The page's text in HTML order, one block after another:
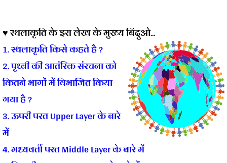
♥ स्थलाकृति के इस लेख के मुख्य बिंदुओ...
1. स्थलाकृति किसे कहते है ?
2. पृथ्वी की आतंरिक संरचना को
कितने भागों में विभाजित किया
गया है ?
3. ऊपरी परत Upper Layer के बारे
में
4. मध्यवर्ती परत Middle Layer के बारे में